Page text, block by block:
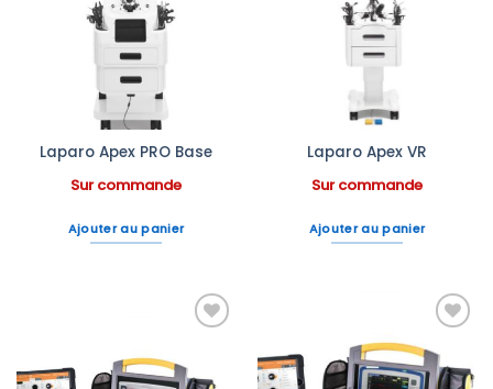
Ajouter
à la liste
Laparo Apex PRO Base
Sur commande
Ajouter au panier
Laparo Apex VR
Sur commande
Ajouter au panier
Ajouter
Ajouter